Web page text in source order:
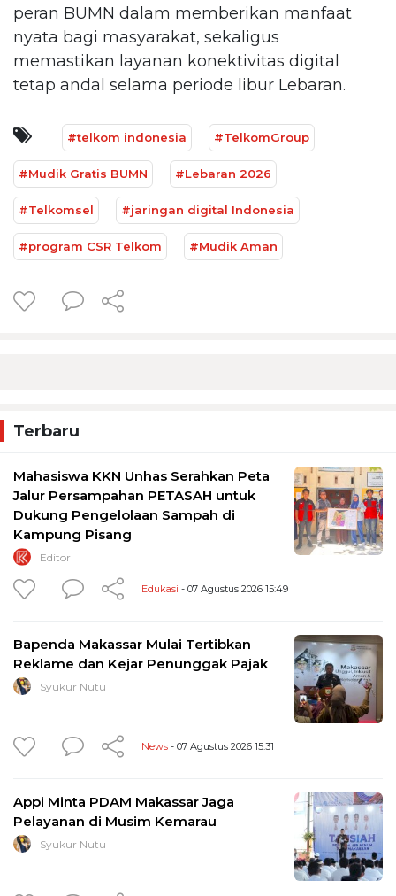
peran BUMN dalam memberikan manfaat
nyata bagi masyarakat, sekaligus
memastikan layanan konektivitas digital
tetap andal selama periode libur Lebaran.
#telkom indonesia #TelkomGroup
#Mudik Gratis BUMN #Lebaran 2026
#Telkomsel #jaringan digital Indonesia
#program CSR Telkom #Mudik Aman
Terbaru
Mahasiswa KKN Unhas Serahkan Peta
Jalur Persampahan PETASAH untuk
Dukung Pengelolaan Sampah di
Kampung Pisang
Editor
Edukasi - 07 Agustus 2026 15:49
Bapenda Makassar Mulai Tertibkan
Reklame dan Kejar Penunggak Pajak
Syukur Nutu
News - 07 Agustus 2026 15:31
Appi Minta PDAM Makassar Jaga
Pelayanan di Musim Kemarau
Syukur Nutu